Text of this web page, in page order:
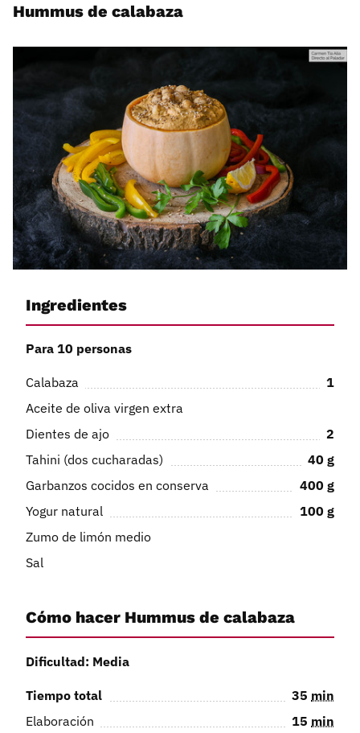
Hummus de calabaza
Ingredientes
Para 10 personas
Calabaza
1
Aceite de oliva virgen extra
Dientes de ajo
2
Tahini (dos cucharadas)
40 g
Garbanzos cocidos en conserva
400 g
Yogur natural
100 g
Zumo de limón medio
Sal
Cómo hacer Hummus de calabaza
Dificultad: Media
Tiempo total 35 min
Elaboración
15 min